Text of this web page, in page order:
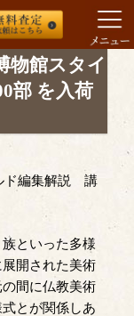
館スタイ
部 を入荷
ド編集解説 講
といった多様
開された美術
間に仏教美術
とが関係しあ